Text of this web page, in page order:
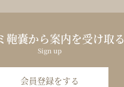
鞄嚢から案内を受け取る
Sign up
会員登録をする